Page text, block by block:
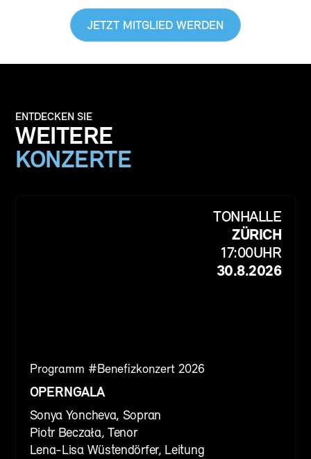
JETZT MITGLIED WERDEN
ENTDECKEN SIE
WEITERE
KONZERTE
TONHALLE
ZÜRICH
17:00UHR
30.8.2026
Programm #Benefizkonzert 2026
OPERNGALA
Sonya Yoncheva, Sopran
Piotr Beczała, Tenor
Lena-Lisa Wüstendörfer, Leitung